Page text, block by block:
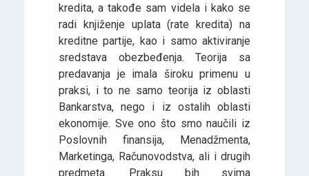
kredita, a takođe sam videla i kako se
radi knjiženje uplata (rate kredita) na
kreditne partije, kao i samo aktiviranje
sredstava obezbeđenja. Teorija sa
predavanja je imala široku primenu u
praksi, i to ne samo teorija iz oblasti
Bankarstva, nego i iz ostalih oblasti
ekonomije. Sve ono što smo naučili iz
Poslovnih finansija, Menadžmenta,
Marketinga, Računovodstva, ali i drugih
predmeta. Praksu bih svima